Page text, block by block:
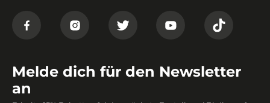
Melde dich für den Newsletter
an